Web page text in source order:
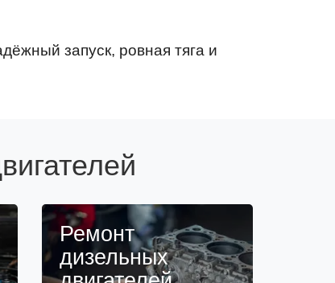
запуск, ровная тяга и
Ремонт
дизельных